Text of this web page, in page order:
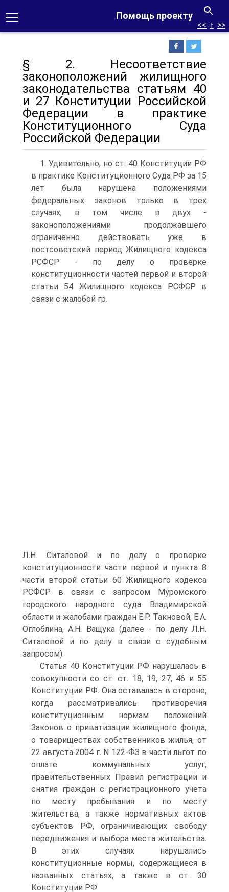
Помощь проекту
<< ↑ >>
§ 2. Несоответствие
законоположений жилищного
законодательства статьям 40
и 27 Конституции Российской
Федерации в практике
Конституционного Суда
Российской Федерации
1. Удивительно, но ст. 40 Конституции РФ
в практике Конституционного Суда РФ за 15
лет была нарушена положениями
федеральных законов только в трех
случаях, в том числе в двух -
законоположениями продолжавшего
ограниченно действовать уже в
постсоветский период Жилищного кодекса
РСФСР - по делу о проверке
конституционности частей первой и второй
статьи 54 Жилищного кодекса РСФСР в
связи с жалобой гр.
Л.Н. Ситаловой и по делу о проверке
конституционности части первой и пункта 8
части второй статьи 60 Жилищного кодекса
РСФСР в связи с запросом Муромского
городского народного суда Владимирской
области и жалобами граждан Е.Р. Такновой, Е.А.
Оглоблина, А.Н. Ващука (далее - по делу Л.Н.
Ситаловой и по делу в связи с судебным
запросом).
Статья 40 Конституции РФ нарушалась в
совокупности со ст. ст. 18, 19, 27, 46 и 55
Конституции РФ. Она оставалась в стороне,
когда рассматривались противоречия
конституционным нормам положений
Законов о приватизации жилищного фонда,
о товариществах собственников жилья, от
22 августа 2004 г. N 122-ФЗ в части льгот по
оплате коммунальных услуг,
правительственных Правил регистрации и
снятия граждан с регистрационного учета
по месту пребывания и по месту
жительства, а также нормативных актов
субъектов РФ, ограничивающих свободу
передвижения и выбора места жительства.
В этих случаях нарушались
конституционные нормы, содержащиеся в
названных статьях, а также в ст. 30
Конституции РФ.